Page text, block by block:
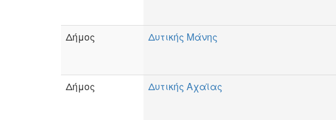
Δήμος
Δυτικής Μάνης
Δήμος
Δυτικής Αχαϊας